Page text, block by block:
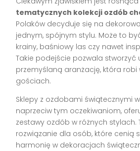
tematycznych kolekcji ozdób
Polaków decyduje się na
jednym, spójnym stylu. Może to
krainy, baśniowy las czy nawet
Takie podejście pozwala stworzyć
przemyślaną aranżację, która robi
gościach.
Sklepy z ozdobami świątecznymi
naprzeciw tym oczekiwaniom,
zestawy ozdób w różnych stylach.
rozwiązanie dla osób, które cenią
harmonię w dekoracjach